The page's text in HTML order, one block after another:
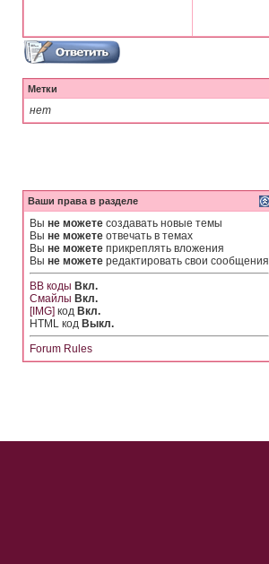
Метки
нет
Ваши права в разделе
Вы не можете создавать новые темы
Вы не можете отвечать в темах
Вы не можете прикреплять вложения
Вы не можете редактировать свои сообщения
BB коды Вкл.
Смайлы Вкл.
[IMG] код Вкл.
HTML код Выкл.
Forum Rules